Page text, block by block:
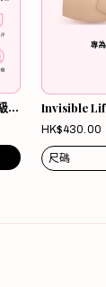
」
Invisible
HK$430.00